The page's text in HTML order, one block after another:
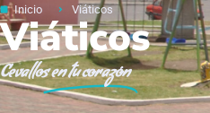
Inicio Viáticos
Viáticos
Cevallosen tu corazón